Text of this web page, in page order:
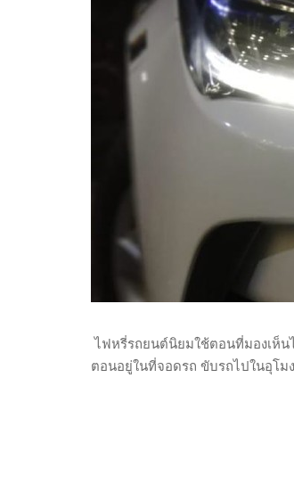
ไฟหรี่รถยนต์นิยมใช้ตอนที่มองเห็น
ตอนอยู่ในที่จอดรถ ขับรถไปในอุโม